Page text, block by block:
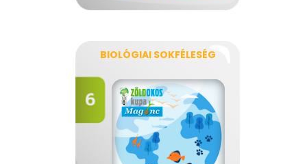
BIOLÓGIAI SOKFÉLESÉG